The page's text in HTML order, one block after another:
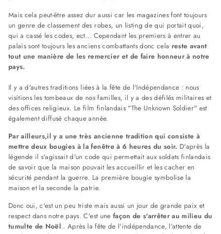
Mais cela peut-être assez dur aussi car les magazines font toujours
un genre de classement des robes, un listing de qui portait quoi,
qui a cassé les codes, ect... Cependant les premiers à entrer au
palais sont toujours les anciens combattants donc cela reste avant
tout une manière de les remercier et de faire honneur à notre
pays.
Il y a d'autres traditions liées à la fête de l'Indépendance : nous
visitions les tombeaux de nos familles, il y a des défilés militaires et
des offices religieux. Le film finlandais "The Unknown Soldier" est
également diffusé chaque année.
Par ailleurs,il y a une très ancienne tradition qui consiste à
mettre deux bougies à la fenêtre à 6 heures du soir. D'après la
légende il s'agissait d'un code qui permettait aux soldats finlandais
de savoir que la maison pouvait les accueillir et les cacher en
sécurité pendant la guerre. La première bougie symbolise la
maison et la seconde la patrie.
Donc oui, c'est un peu triste mais aussi un jour de grande paix et
respect dans notre pays. C'est une façon de s'arrêter au milieu du
tumulte de Noël.. Après la fête de l'indépendance, l'attente de